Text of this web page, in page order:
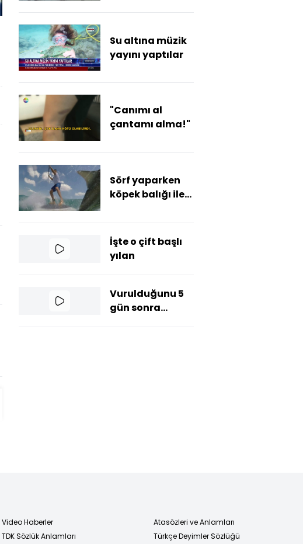
böyle kurtardı
Su altına müzik
yayını yaptılar
"Canımı al
çantamı alma!"
Sörf yaparken
köpek balığı ile
İşte o çift başlı
yılan
Vurulduğunu 5
gün sonra
Video Haberler
TDK Sözlük Anlamları
Atasözleri ve Anlamları
Türkçe Deyimler Sözlüğü